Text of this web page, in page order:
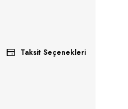
Taksit Seçenekleri